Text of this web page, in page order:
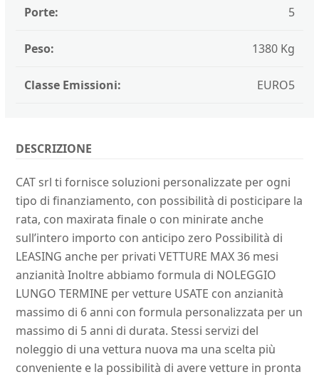
Porte: 5
Peso: 1380
Classe Emissioni: EURO5
DESCRIZIONE
CAT srl ti fornisce soluzioni personalizzate per ogni
tipo di finanziamento, con possibilità di posticipare la
rata, con maxirata finale o con minirate anche
sull’intero importo con anticipo zero Possibilità di
LEASING anche per privati VETTURE MAX 36 mesi
anzianità Inoltre abbiamo formula di NOLEGGIO
LUNGO TERMINE per vetture USATE con anzianità
massimo di 6 anni con formula personalizzata per un
massimo di 5 anni di durata. Stessi servizi del
noleggio di una vettura nuova ma una scelta più
conveniente e la possibilità di avere vetture in pronta